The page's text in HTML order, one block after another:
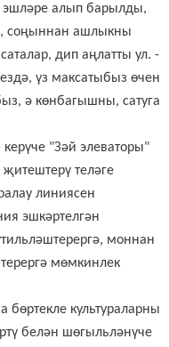
эшләре алып барылды,
, соңыннан ашлыкны
дип аңлатты ул. -
үз максатыбыз өчен
ә көнбагышны, сатуга
керүче "Зәй элеваторы"
теләге
линиясен
эшкәртелгән
моннан
мөмкинлек
бөртекле культураларны
белән шөгыльләнүче